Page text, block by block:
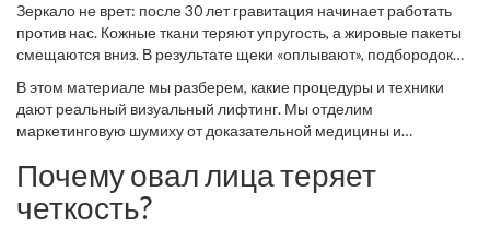
Зеркало не врет: после 30 лет гравитация начинает работать
против нас. Кожные ткани теряют упругость, а жировые пакеты
смещаются вниз. В результате щеки «оплывают», подбородок
что действительно работает? Не кремы с громкими названиями,
а методы, воздействующие на глубокие слои кожи.
В этом материале мы разберем, какие процедуры и техники
дают реальный визуальный лифтинг. Мы отделим
маркетинговую шумиху от доказательной медицины и
молодости за один день». Есть только факты, анатомия и опыт.
Почему овал лица теряет
четкость?